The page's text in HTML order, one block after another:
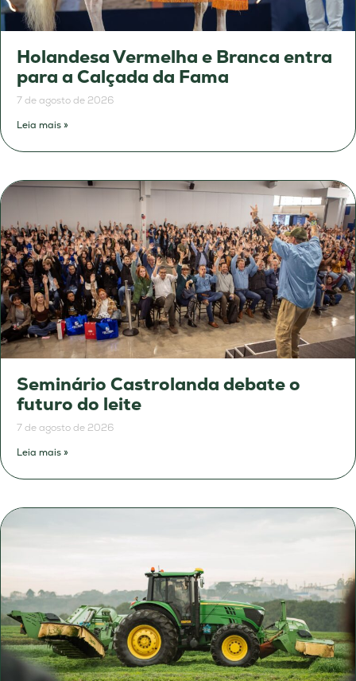
Holandesa Vermelha e Branca entra
para a Calçada da Fama
7 de agosto de 2026
Leia mais »
Seminário Castrolanda debate o
futuro do leite
7 de agosto de 2026
Leia mais »